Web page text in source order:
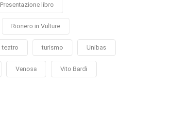
Presentazione libro
Rionero in Vulture
teatro turismo Unibas
Venosa Vito Bardi